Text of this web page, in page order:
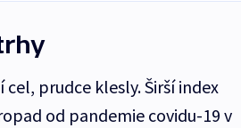
prudce klesly. Širší index
od pandemie covidu-19 v